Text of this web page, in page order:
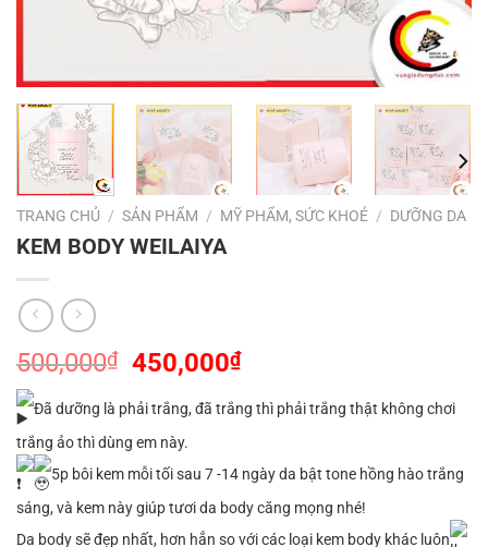
TRANG CHỦ / SẢN PHẨM / MỸ PHẨM, SỨC KHOẺ / DƯỠNG DA
KEM BODY WEILAIYA
500,000₫
Giá
là:
500,000₫.
450,000₫Giá
tại
450,000₫.
Đã dưỡng là phải trắng, đã trắng thì phải trắng thật không chơi
trắng ảo thì dùng em này.
5p bôi kem mỗi tối sau 7 -14 ngày da bật tone hồng hào trắng
sáng, và kem này giúp tươi da body căng mọng nhé!
Da body sẽ đẹp nhất, hơn hẳn so với các loại kem body khác luôn